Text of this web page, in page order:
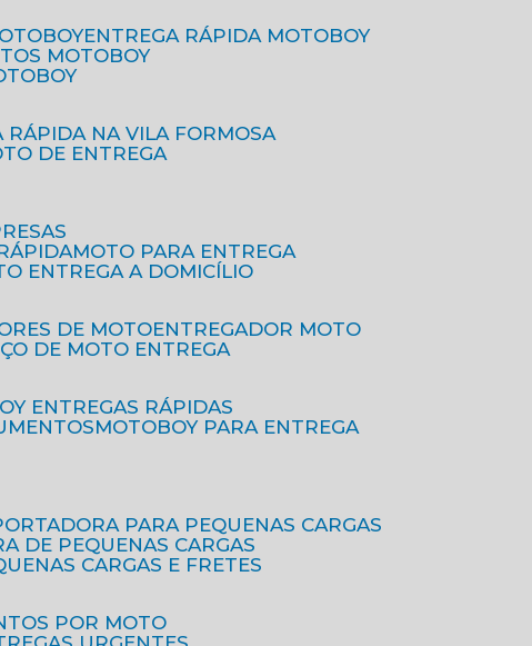
ENTREGA RÁPIDA MOTOBOY
MOTOBOY
RÁPIDA NA VILA FORMOSA
DE ENTREGA
MOTO PARA ENTREGA
ENTREGA A DOMICÍLIO
DE MOTO
ENTREGADOR MOTO
DE MOTO ENTREGA
ENTREGAS RÁPIDAS
MOTOBOY PARA ENTREGA
PARA PEQUENAS CARGAS
DE PEQUENAS CARGAS
CARGAS E FRETES
POR MOTO